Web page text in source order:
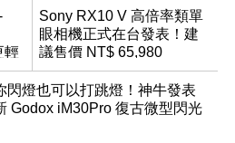
輕
Sony RX10 V 高倍率類單
眼相機正式在台發表！建
議售價 NT$ 65,980
閃燈也可以打跳燈！神牛發表
Godox iM30Pro 復古微型閃光